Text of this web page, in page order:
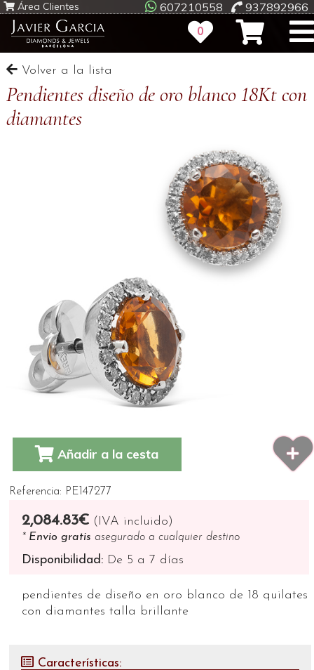
0
607210558 937892966
Área Clientes
Volver a la lista
Pendientes diseño de oro blanco 18Kt con
diamantes
Añadir a la cesta
Referencia: PE147277
2,084.83€ (IVA incluido)
* Envio gratis asegurado a cualquier destino
Disponibilidad: De 5 a 7 días
pendientes de diseño en oro blanco de 18 quilates
con diamantes talla brillante
Características: